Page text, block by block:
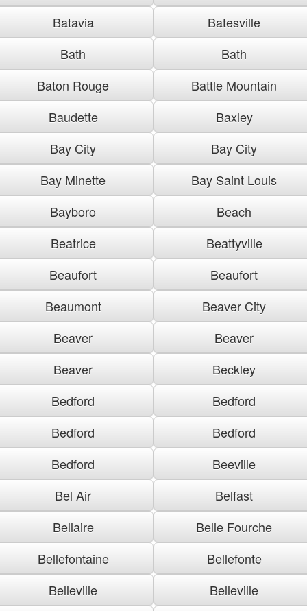
Batavia
Batesville
Bath
Bath
Baton Rouge
Battle Mountain
Baudette
Baxley
Bay City
Bay City
Bay Minette
Bay Saint Louis
Bayboro
Beach
Beatrice
Beattyville
Beaufort
Beaufort
Beaumont
Beaver City
Beaver
Beaver
Beaver
Beckley
Bedford
Bedford
Bedford
Bedford
Bedford
Beeville
Bel Air
Belfast
Bellaire
Belle Fourche
Bellefontaine
Bellefonte
Belleville
Belleville